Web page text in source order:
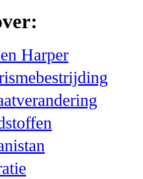
Harper